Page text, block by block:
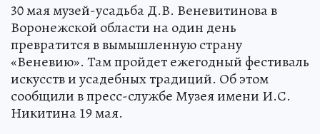
30 мая музей-усадьба Д.В. Веневитинова в
Воронежской области на один день
превратится в вымышленную страну
«Веневию». Там пройдет ежегодный фестиваль
искусств и усадебных традиций. Об этом
сообщили в пресс-службе Музея имени И.С.
Никитина 19 мая.